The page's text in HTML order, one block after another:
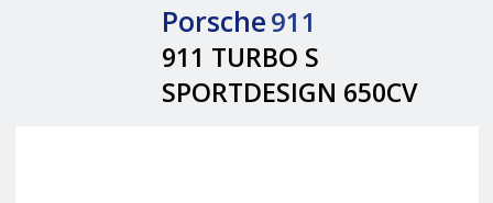
Porsche911
911 TURBO S
SPORTDESIGN 650CV